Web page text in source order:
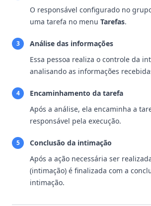
O responsável configurado no
uma tarefa no menu Tarefas.
3
Análise das informações
Essa pessoa realiza o controle da
analisando as informações
4
Encaminhamento da tarefa
Após a análise, ela encaminha a
responsável pela execução.
5
Conclusão da intimação
Após a ação necessária ser
(intimação) é finalizada com a
intimação.